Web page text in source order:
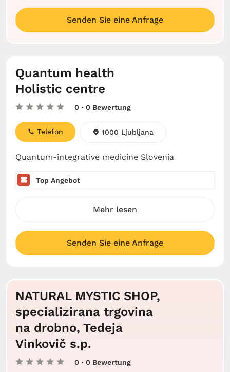
Senden Sie eine Anfrage
Quantum health
Holistic centre
0 · 0 Bewertung
Quantum-integrative medicine Slovenia
Telefon 1000 Ljubljana
Top Angebot
Mehr lesen
Senden Sie eine Anfrage
NATURAL MYSTIC SHOP,
specializirana trgovina
na drobno, Tedeja
Vinkovič s.p.
0 · 0 Bewertung